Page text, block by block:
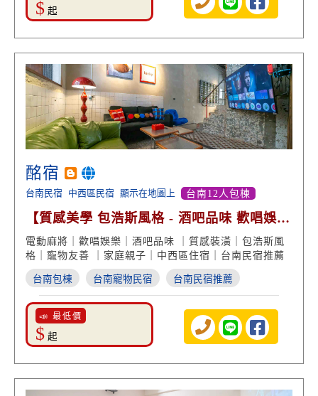
$ 起
酩宿
台南民宿 中西區民宿 顯示在地圖上 台南12人包棟
【質感美學 包浩斯風格 - 酒吧品味 歡唱娛樂
飛鏢機室】
電動麻將｜歡唱娛樂｜酒吧品味 ｜質感裝潢｜包浩斯風
格｜寵物友善 ｜家庭親子｜中西區住宿｜台南民宿推薦
台南包棟 台南寵物民宿 台南民宿推薦
📣 最低價
$ 起